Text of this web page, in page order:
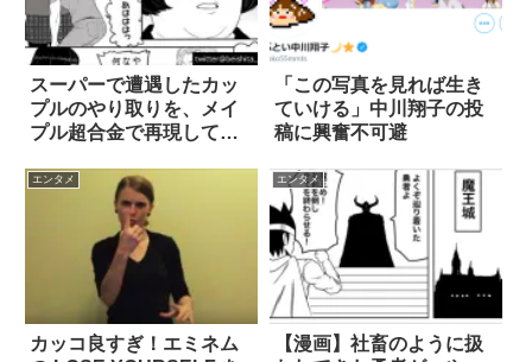
スーパーで遭遇したカッ
プルのやり取りを、メイ
プル超合金で再現してみ
「この写真を見れば生き
ていける」中川翔子の投
稿に興奮不可避
エンタメ
カッコ良すぎ！エミネム
エンタメ
【漫画】社畜のように扱